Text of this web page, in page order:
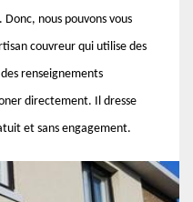
nous pouvons vous
couvreur qui utilise des
renseignements
directement. Il dresse
et sans engagement.